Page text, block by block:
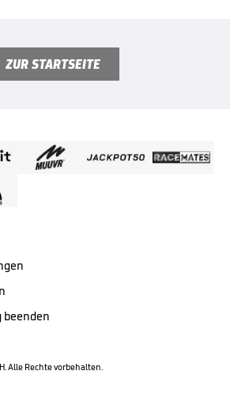
ZUR STARTSEITE
Alle Rechte vorbehalten.